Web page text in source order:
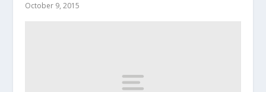
October 9, 2015